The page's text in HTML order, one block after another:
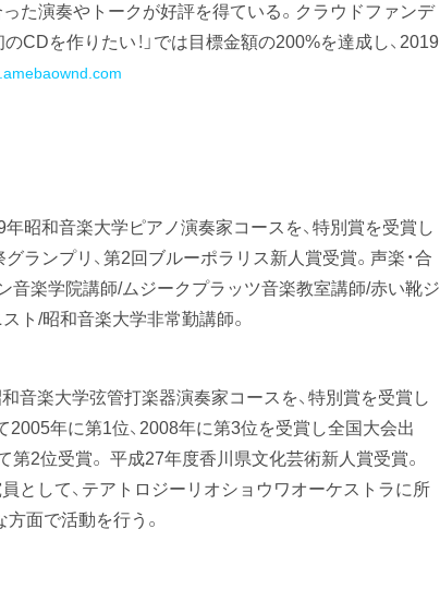
た演奏やトークが好評を得ている。クラウドファンデ
CDを作りたい！」では目標金額の200%を達成し、2019
昭和音楽大学ピアノ演奏家コースを、特別賞を受賞し
ランプリ、第2回ブルーポラリス新人賞受賞。声楽・合
音楽学院講師/ムジークプラッツ音楽教室講師/赤い靴ジ
ト/昭和音楽大学非常勤講師。
音楽大学弦管打楽器演奏家コースを、特別賞を受賞し
年に第1位、2008年に第3位を受賞し全国大会出
2位受賞。 平成27年度香川県文化芸術新人賞受賞。
として、テアトロジーリオショウワオーケストラに所
面で活動を行う。